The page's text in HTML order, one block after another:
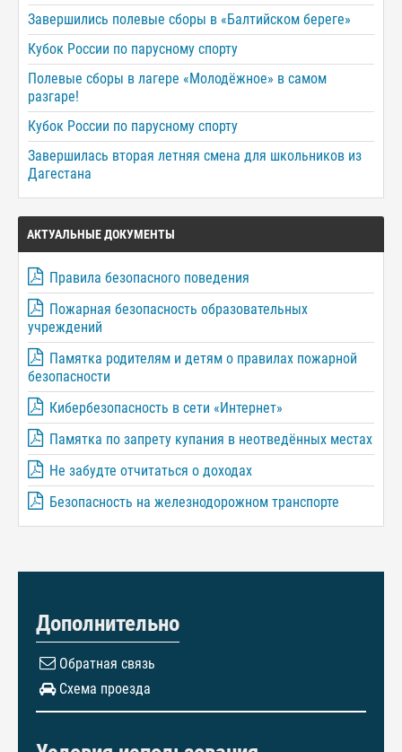
Завершились полевые сборы в «Балтийском береге»
Кубок России по парусному спорту
Полевые сборы в лагере «Молодёжное» в самом
разгаре!
Кубок России по парусному спорту
Завершилась вторая летняя смена для школьников из
Дагестана
АКТУАЛЬНЫЕ ДОКУМЕНТЫ
Правила безопасного поведения
Пожарная безопасность образовательных
учреждений
Памятка родителям и детям о правилах пожарной
безопасности
Кибербезопасность в сети «Интернет»
Памятка по запрету купания в неотведённых местах
Не забудте отчитаться о доходах
Безопасность на железнодорожном транспорте
Дополнительно
Обратная связь
Схема проезда